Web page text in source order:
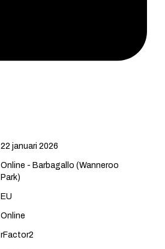
22 januari 2026
Online - Barbagallo (Wanneroo
Park)
EU
Online
rFactor2